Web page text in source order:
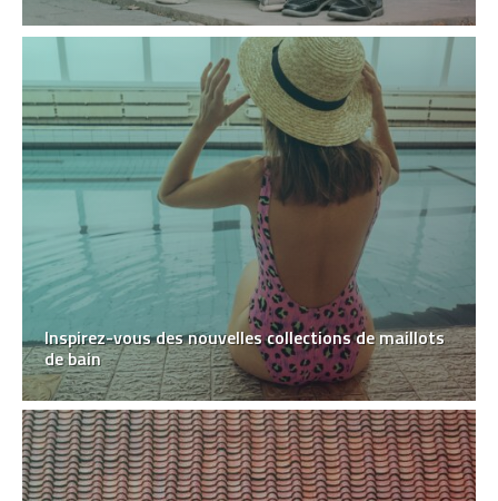
Inspirez-vous des nouvelles collections de maillots
de bain